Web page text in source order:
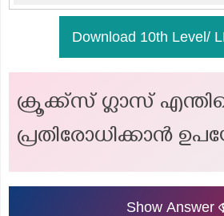
Download 10th Level/
ക്രൂക്ക്സ് ഗ്ലാസ്
പ്രതിരോധിക്കാൻ
Show Answer